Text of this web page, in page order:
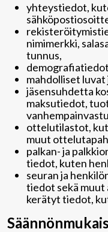
yhteystiedot,
nimimerkki,
tunnus,
mahdolliset
jäsensuhdetta
maksutiedot,
ottelutilastot,
muut
palkan- ja
tiedot, kuten
seuran ja
tiedot sekä muut
kerätyt tiedot,